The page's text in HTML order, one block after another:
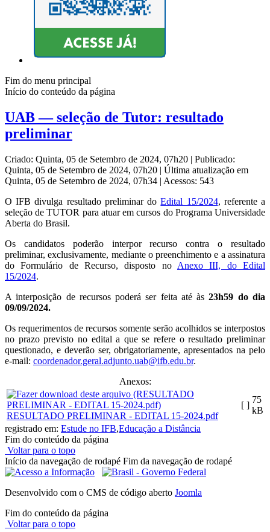
Fim do menu principal
Início do conteúdo da página
UAB — seleção de Tutor: resultado
preliminar
Criado: Quinta, 05 de Setembro de 2024, 07h20 | Publicado:
Quinta, 05 de Setembro de 2024, 07h20 | Última atualização em
Quinta, 05 de Setembro de 2024, 07h34 | Acessos: 543
O IFB divulga resultado preliminar doEdital 15/2024, referente a
seleção de TUTOR para atuar em cursos do Programa Universidade
Aberta do Brasil.
Os candidatos poderão interpor recurso contra o resultado
preliminar, exclusivamente, mediante o preenchimento e a assinatura
do Formulário de Recurso, disposto no Anexo III, do Edital
15/2024.
A interposição de recursos poderá ser feita até às23h59 do dia
09/09/2024.
Os requerimentos de recursos somente serão acolhidos se interpostos
no prazo previsto no edital a que se refere o resultado preliminar
questionado, e deverão ser, obrigatoriamente, apresentados na pelo
e-mail: coordenador.geral.adjunto.uab@ifb.edu.br.
Anexos:
RESULTADO PRELIMINAR - EDITAL 15-2024.pdf
[ ]
75
kB
registrado em: Estude no IFB,Educação a Distância
Fim do conteúdo da página
Voltar para o topo
Início da navegação de rodapé Fim da navegação de rodapé
Desenvolvido com o CMS de código aberto Joomla
Fim do conteúdo da página
Voltar para o topo